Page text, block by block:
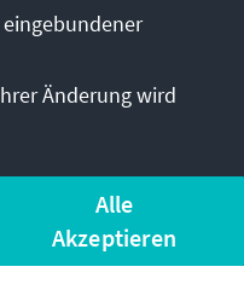
Barriere melden
e.V. 2026
eingebundener
Änderung wird
Alle
Akzeptieren